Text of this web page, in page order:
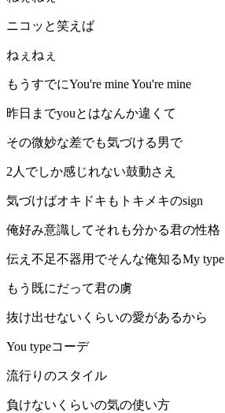
ニコッと笑えば
ねぇねぇ
もうすでにYou're mine You're mine
昨日までyouとはなんか違くて
その微妙な差でも気づける男で
2人でしか感じれない鼓動さえ
気づけばオキドキもトキメキのsign
俺好み意識してそれも分かる君の性格
伝え不足不器用でそんな俺知るMy type
もう既にだって君の虜
抜け出せないくらいの愛があるから
You typeコーデ
流行りのスタイル
負けないくらいの気の使い方